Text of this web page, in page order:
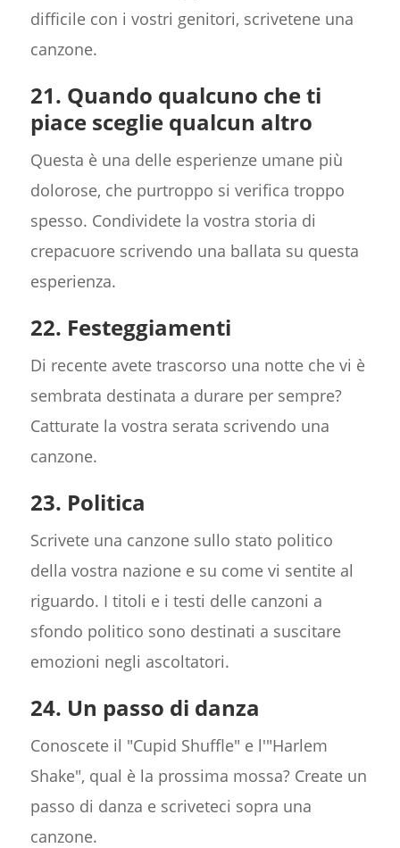
difficile con i vostri genitori, scrivetene una
canzone.
21. Quando qualcuno che ti
piace sceglie qualcun altro
Questa è una delle esperienze umane più
dolorose, che purtroppo si verifica troppo
spesso. Condividete la vostra storia di
crepacuore scrivendo una ballata su questa
esperienza.
22. Festeggiamenti
Di recente avete trascorso una notte che vi è
sembrata destinata a durare per sempre?
Catturate la vostra serata scrivendo una
canzone.
23. Politica
Scrivete una canzone sullo stato politico
della vostra nazione e su come vi sentite al
riguardo. I titoli e i testi delle canzoni a
sfondo politico sono destinati a suscitare
emozioni negli ascoltatori.
24. Un passo di danza
Conoscete il "Cupid Shuffle" e l'"Harlem
Shake", qual è la prossima mossa? Create un
passo di danza e scriveteci sopra una
canzone.